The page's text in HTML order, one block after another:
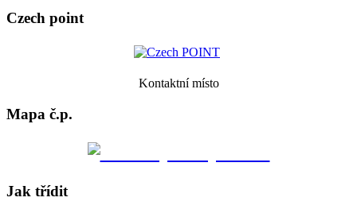
Czech point
Kontaktní místo
Mapa č.p.
Jak třídit